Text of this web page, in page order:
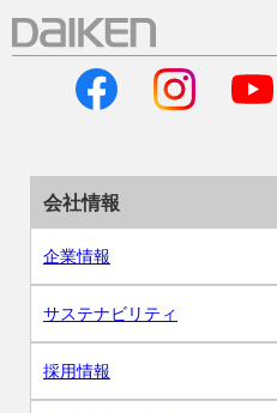
会社情報
企業情報
サステナビリティ
採用情報